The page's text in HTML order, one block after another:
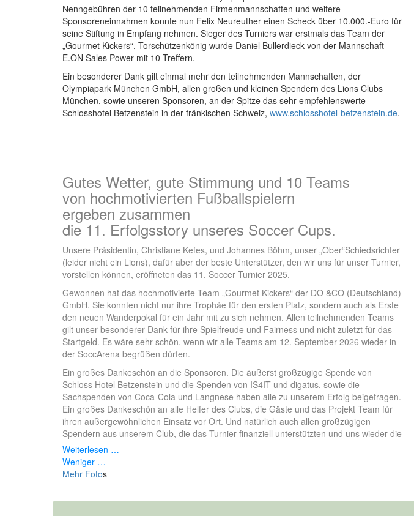
Nenngebühren der 10 teilnehmenden Firmenmannschaften und weitere
Sponsoreneinnahmen konnte nun Felix Neureuther einen Scheck über 10.000.-Euro für
seine Stiftung in Empfang nehmen. Sieger des Turniers war erstmals das Team der
„Gourmet Kickers“, Torschützenkönig wurde Daniel Bullerdieck von der Mannschaft
E.ON Sales Power mit 10 Treffern.
Ein besonderer Dank gilt einmal mehr den teilnehmenden Mannschaften, der
Olympiapark München GmbH, allen großen und kleinen Spendern des Lions Clubs
München, sowie unseren Sponsoren, an der Spitze das sehr empfehlenswerte
Schlosshotel Betzenstein in der fränkischen Schweiz, www.schlosshotel-betzenstein.de.
Gutes Wetter, gute Stimmung und 10 Teams
von hochmotivierten Fußballspielern
ergeben zusammen
die 11. Erfolgsstory unseres Soccer Cups.
Unsere Präsidentin, Christiane Kefes, und Johannes Böhm, unser „Ober“Schiedsrichter
(leider nicht ein Lions), dafür aber der beste Unterstützer, den wir uns für unser Turnier,
vorstellen können, eröffneten das 11. Soccer Turnier 2025.
Gewonnen hat das hochmotivierte Team „Gourmet Kickers“ der DO &CO (Deutschland)
GmbH. Sie konnten nicht nur ihre Trophäe für den ersten Platz, sondern auch als Erste
den neuen Wanderpokal für ein Jahr mit zu sich nehmen. Allen teilnehmenden Teams
gilt unser besonderer Dank für ihre Spielfreude und Fairness und nicht zuletzt für das
Startgeld. Es wäre sehr schön, wenn wir alle Teams am 12. September 2026 wieder in
der SoccArena begrüßen dürfen.
Ein großes Dankeschön an die Sponsoren. Die äußerst großzügige Spende von
Schloss Hotel Betzenstein und die Spenden von IS4IT und digatus, sowie die
Sachspenden von Coca-Cola und Langnese haben alle zu unserem Erfolg beigetragen.
Ein großes Dankeschön an alle Helfer des Clubs, die Gäste und das Projekt Team für
ihren außergewöhnlichen Einsatz vor Ort. Und natürlich auch allen großzügigen
Spendern aus unserem Club, die das Turnier finanziell unterstützten und uns wieder die
Zusammenstellung einer tollen Tombola ermöglicht haben. Ein besonderer Dank gilt
Marion Schöne, der Geschäftsführerin des Olympiaparks, die die Arena wieder zur
Verfügung gestellt hat, sowie ihren engagierten Mitarbeitern, Spyridon Rentzepoglou
Am Ende des Tages haben wir erfreulicherweise einen Betrag von Euro 9500
Weiterlesen …
Weniger …
Mehr Fotos